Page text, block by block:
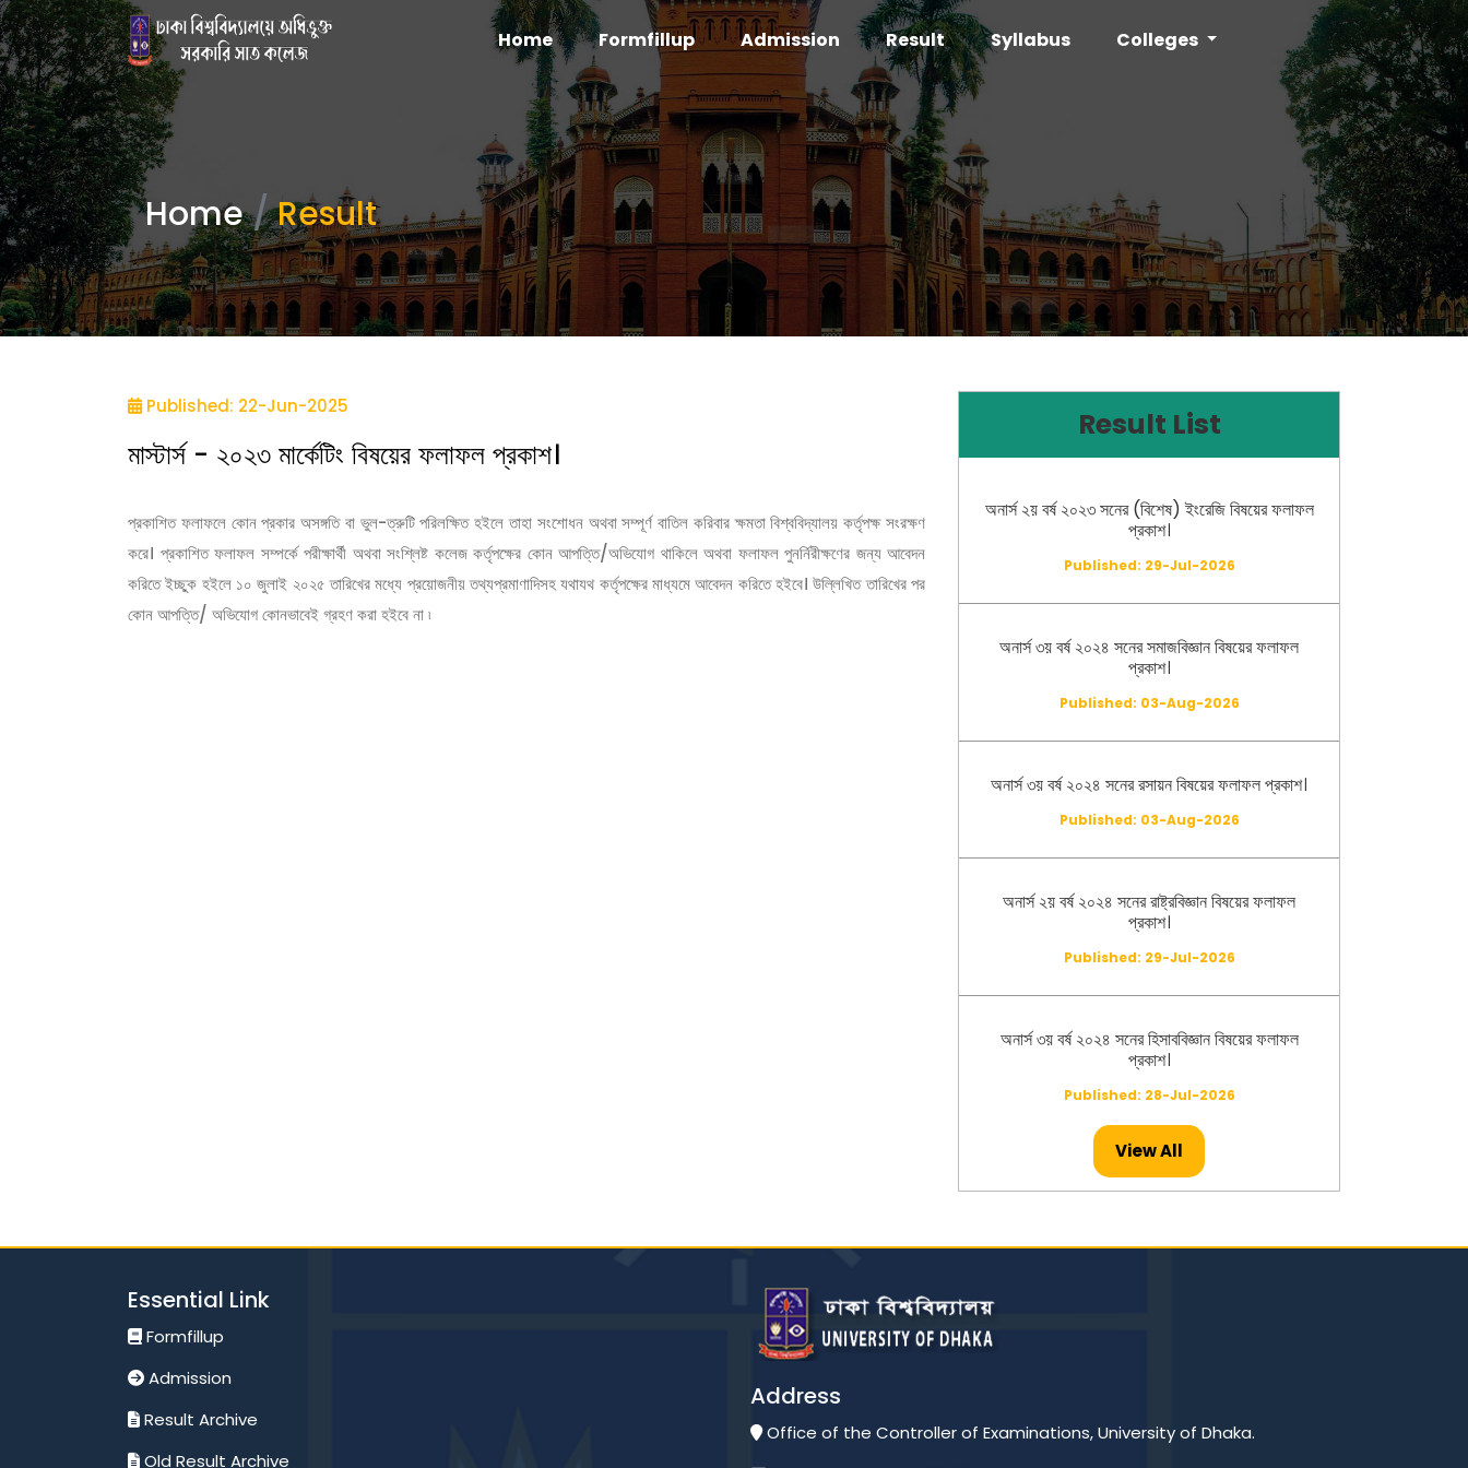
Home Formfillup Admission Result Syllabus Colleges
Home Result
Published: 22-Jun-2025
মাস্টার্স - ২০২৩ মার্কেটিং বিষয়ের ফলাফল প্রকাশ।
প্রকাশিত ফলাফলে কোন প্রকার অসঙ্গতি বা ভুল-ত্রুটি পরিলক্ষিত হইলে তাহা সংশোধন অথবা সম্পূর্ণ বাতিল করিবার ক্ষমতা বিশ্ববিদ্যালয় কর্তৃপক্ষ সংরক্ষণ
করে। প্রকাশিত ফলাফল সম্পর্কে পরীক্ষার্থী অথবা সংশ্লিষ্ট কলেজ কর্তৃপক্ষের কোন আপত্তি/অভিযোগ থাকিলে অথবা ফলাফল পুনর্নিরীক্ষণের জন্য আবেদন
করিতে ইচ্ছুক হইলে ১০ জুলাই ২০২৫ তারিখের মধ্যে প্রয়োজনীয় তথ্যপ্রমাণাদিসহ যথাযথ কর্তৃপক্ষের মাধ্যমে আবেদন করিতে হইবে। উল্লিখিত তারিখের পর
কোন আপত্তি/ অভিযোগ কোনভাবেই গ্রহণ করা হইবে না ৷
Result List
অনার্স ২য় বর্ষ ২০২৩ সনের (বিশেষ) ইংরেজি বিষয়ের ফলাফল
প্রকাশ।
Published: 29-Jul-2026
অনার্স ৩য় বর্ষ ২০২৪ সনের সমাজবিজ্ঞান বিষয়ের ফলাফল
প্রকাশ।
Published: 03-Aug-2026
অনার্স ৩য় বর্ষ ২০২৪ সনের রসায়ন বিষয়ের ফলাফল প্রকাশ।
Published: 03-Aug-2026
অনার্স ২য় বর্ষ ২০২৪ সনের রাষ্ট্রবিজ্ঞান বিষয়ের ফলাফল
প্রকাশ।
Published: 29-Jul-2026
অনার্স ৩য় বর্ষ ২০২৪ সনের হিসাববিজ্ঞান বিষয়ের ফলাফল
প্রকাশ।
Published: 28-Jul-2026
অনার্স ২য় বর্ষ ২০২৪ সনের মৃত্তিকাবিজ্ঞান বিষয়ের ফলাফল
প্রকাশ।
মাস্টার্স -২০২৪ সনের হিসাববিজ্ঞান বিষয়ের ফলাফল প্রকাশ।
View All
Essential Link
Formfillup
Admission
Result Archive
Old Result Archive
Address
Office of the Controller of Examinations, University of Dhaka.